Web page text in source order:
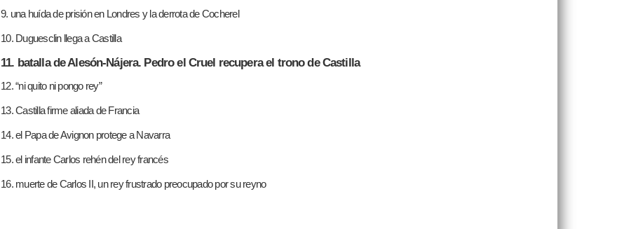
9. una huída de prisión en Londres y la derrota de Cocherel
10. Duguesclin llega a Castilla
11. batalla de Alesón-Nájera. Pedro el Cruel recupera el trono de Castilla
12. “ni quito ni pongo rey”
13. Castilla firme aliada de Francia
14. el Papa de Avignon protege a Navarra
15. el infante Carlos rehén del rey francés
16. muerte de Carlos II, un rey frustrado preocupado por su reyno